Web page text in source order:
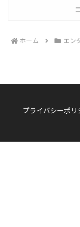
ホーム エン
プライバシーポリ